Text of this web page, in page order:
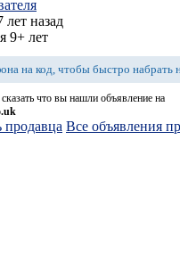
назад
9+ лет
на код, чтобы быстро набрать
сказать что вы нашли объявление на
Все объявления